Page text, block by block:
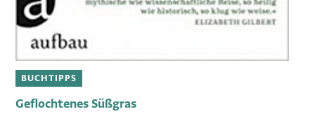
BUCHTIPPS
Geflochtenes Süßgras